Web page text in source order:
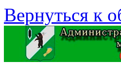
Вернуться к